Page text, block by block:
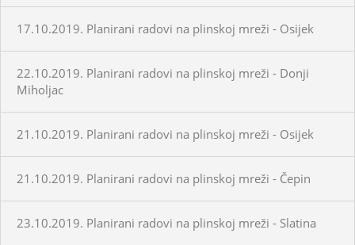
17.10.2019. Planirani radovi na plinskoj mreži - Osijek
22.10.2019. Planirani radovi na plinskoj mreži - Donji
Miholjac
21.10.2019. Planirani radovi na plinskoj mreži - Osijek
21.10.2019. Planirani radovi na plinskoj mreži - Čepin
23.10.2019. Planirani radovi na plinskoj mreži - Slatina